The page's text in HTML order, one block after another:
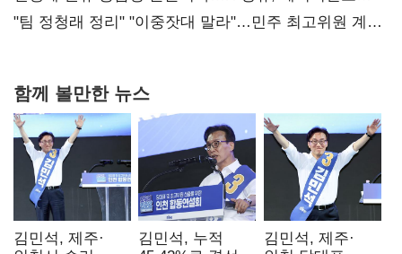
핵심으로 재부상
"팀 정청래 정리" "이중잣대 말라"…민주 최고위원 계파
함께 볼만한 뉴스
김민석, 제주·
김민석, 누적
김민석, 제주·